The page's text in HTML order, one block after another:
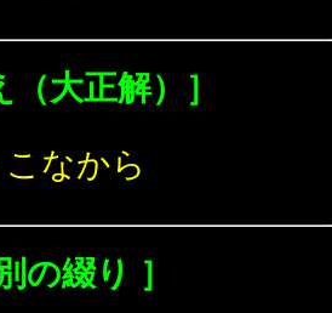
（大正解）］
こなから
の綴り ］